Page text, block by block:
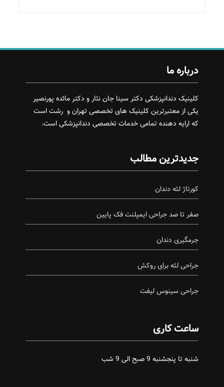
درباره ما
کلینیک دندانپزشکی دکتر سینا جان نثار و دکتر مائده پورنصیر
یکی از معتبرترین کلینیک های تخصصی تهران و رشت است
که ارایه دهنده تمامی خدمات تخصصی دندانپزشکی است.
جدیدترین مطالب
کورتاژ لثه دندان
صفر تا صد جراحی ایمپلنت فک پایین
جرمگیری دندان
جراحی لثه برای روکش
جراحی سینوس لیفت
ساعت کاری
شنبه تا پنجشنبه 9 صبح الی 9 شب